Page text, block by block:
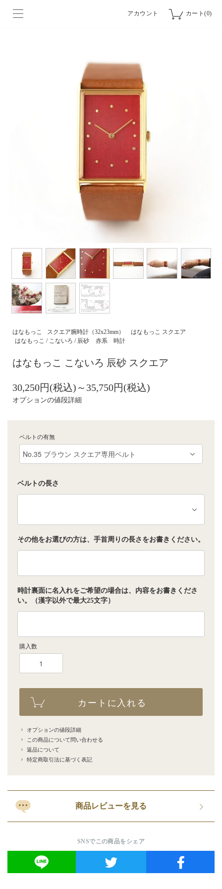
アカウント カート(0)
はなもっこ スクエア腕時計（32x23mm）
はなもっこ スクエア
はなもっこ / こないろ / 辰砂
赤系 時計
はなもっこ こないろ 辰砂 スクエア
30,250円(税込)～35,750円(税込)
オプションの値段詳細
ベルトの有無
ベルトの長さ
その他をお選びの方は、手首周りの長さをお書きください。
時計裏面に名入れをご希望の場合は、内容をお書きくださ
い。（漢字以外で最大25文字）
購入数
カートに入れる
オプションの値段詳細
この商品について問い合わせる
返品について
特定商取引法に基づく表記
商品レビューを見る
SNSでこの商品をシェア